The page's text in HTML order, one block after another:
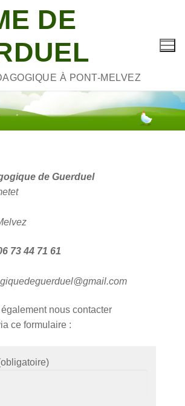
DE
À PONT-MELVEZ
de Guerduel
73 44 71 61
nous contacter
ce formulaire :